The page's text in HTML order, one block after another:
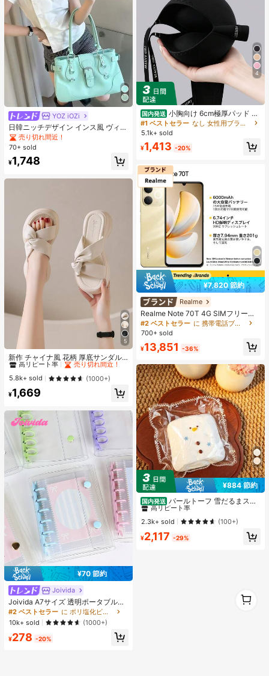
YOZ iOZi
日韓ニッチデザイン インス風 ヴィン
テージ レトロ オートバイ柄 アンダ
ーアームバッグ ファッション 多用途
大容量 通勤 お出かけ デイリー ショ
ッピング ヴィンテージショルダーバ
ッグ
売り切れ間近！
70+ sold
¥1,748
5
新作 チャイナ風 花柄 厚底サンダル
レディース 夏用 PUレザー 丈上げ ソ
フトソール カジュアル スポーツ ビ
ーチシューズ
#1 ベストセラー
高リピート率
売り切れ間近！
#1 ベストセラー
ファッショナブル 女性用プラットフォーム&ウェッジサンダル
高リピート率
売り切れ間近！
#1 ベストセラー
ファッショナブル 女性用プラットフォーム&ウェッジサンダル
高リピート率
売り切れ間近！
#1 ベストセラー
ファッショナブル 女性用プラットフォーム&ウェッジサンダル
高リピート率
売り切れ間近！
5.8k+ sold (1000+)
¥1,669
¥70 節約
Joivida
Joivida A7サイズ 透明ポータブルフ
ァイルフォルダー ダブルスナップ
式、写真の保管に最適、フォトアル
バムとしても使用可能、文房具、ノ
ート、ステッカーブック、オフィス
用品、学校用品、新学期に
#2 ベストセラー
に ポリ塩化ビニル バインダー
10k+ sold
(1000+)
¥278 -20%
4
国内発送 小胸向け 6cm極厚パッド 盛
りブラ ノンワイヤー 谷間メイク シ
ームレス ボリュームアップ 美胸フィ
ット ブラジャー
#1 ベストセラー
なし 女性用ブラジャーとブラレット
5.1k+ sold
¥1,413 -20%
¥7,820 節約
Realme
Realme Note 70T 4G SIMフリー携
帯電話 4GB+64GB/4GB+128GB/4G
B+256GB グローバル版 4G LTE、A
カメラ、90Hz ディスプレイ モバイ
ルフォン プラスライト、6000mAh
大容量バッテリー、15W 急速充電、
オクタコアチップセット、アダプタ
ーなし、ベトナムでSIMロック
#2 ベストセラー
に 携帯電話ブランド 携帯電話
700+ sold
¥13,851 -36%
¥884 節約
国内発送 パールトーフ 雪だるまスク
イーズ スフレ 水感スクイーズ ペン
ダントストレス解消玩具 すくいーず
おもちゃ 押して抑えつつあった感情
を解放 めろじょいスクイーズ、スク
イーズ>ミ ズ カン スクイ ー、 水系
#4 ベストセラー
に シリコーン 子供用フィジェットトイ
高リピート率
#4 ベストセラー
高リピート率
#4 ベストセラー
高リピート率
#4 ベストセラー
に シリコーン 子供用フィジェットトイ
高リピート率
2.3k+ sold (100+)
¥2,117 -29%